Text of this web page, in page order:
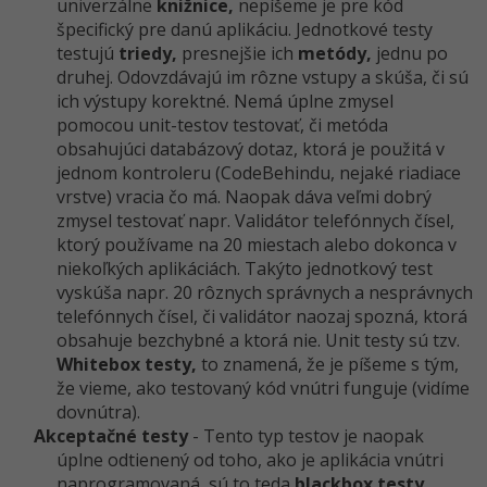
univerzálne knižnice, nepíšeme je pre kód
špecifický pre danú aplikáciu. Jednotkové testy
testujú triedy, presnejšie ich metódy, jednu po
druhej. Odovzdávajú im rôzne vstupy a skúša, či sú
ich výstupy korektné. Nemá úplne zmysel
pomocou unit-testov testovať, či metóda
obsahujúci databázový dotaz, ktorá je použitá v
jednom kontroleru (CodeBehindu, nejaké riadiace
vrstve) vracia čo má. Naopak dáva veľmi dobrý
zmysel testovať napr. Validátor telefónnych čísel,
ktorý používame na 20 miestach alebo dokonca v
niekoľkých aplikáciách. Takýto jednotkový test
vyskúša napr. 20 rôznych správnych a nesprávnych
telefónnych čísel, či validátor naozaj spozná, ktorá
obsahuje bezchybné a ktorá nie. Unit testy sú tzv.
Whitebox testy, to znamená, že je píšeme s tým,
že vieme, ako testovaný kód vnútri funguje (vidíme
dovnútra).
Akceptačné testy- Tento typ testov je naopak
úplne odtienený od toho, ako je aplikácia vnútri